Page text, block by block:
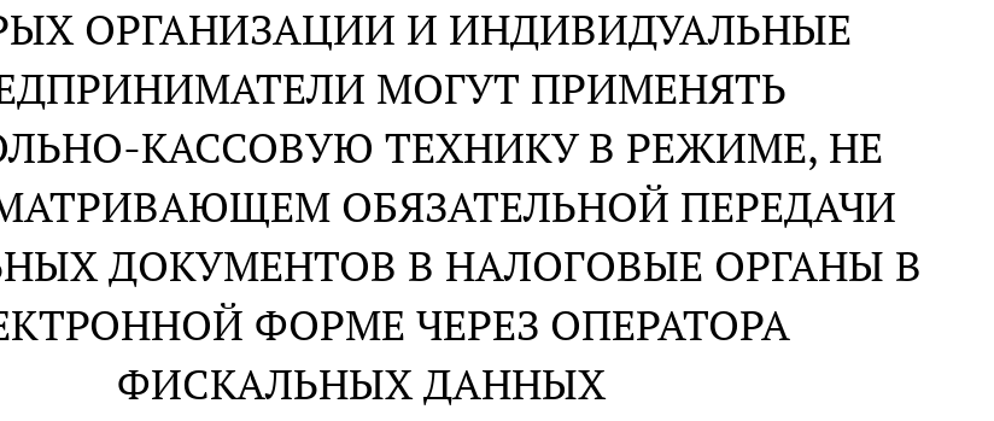
ОРГАНИЗАЦИИ И ИНДИВИДУАЛЬНЫЕ
МОГУТ ПРИМЕНЯТЬ
КАССОВУЮ ТЕХНИКУ В РЕЖИМЕ, НЕ
ОБЯЗАТЕЛЬНОЙ ПЕРЕДАЧИ
ДОКУМЕНТОВ В НАЛОГОВЫЕ ОРГАНЫ В
ФОРМЕ ЧЕРЕЗ ОПЕРАТОРА
ФИСКАЛЬНЫХ ДАННЫХ